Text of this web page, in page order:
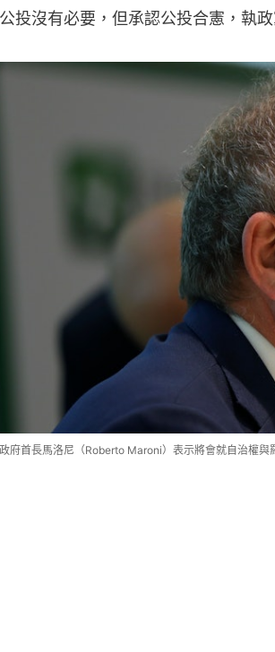
投沒有必要，但承認公投合憲，執
府首長馬洛尼（Roberto Maroni）表示將會就自治權與